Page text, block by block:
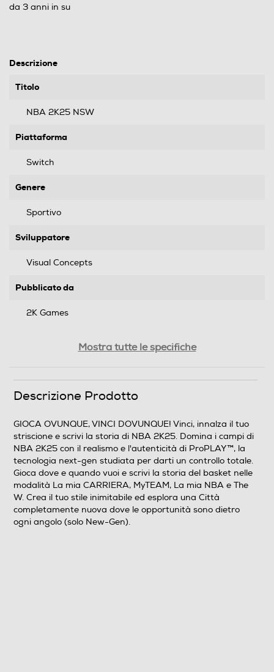
da 3 anni in su
Descrizione
Titolo
NBA 2K25 NSW
Piattaforma
Switch
Genere
Sportivo
Sviluppatore
Visual Concepts
Pubblicato da
2K Games
Lingue supportate
Inglese
Sottotitoli dell'articolo
Italiano
Mostra tutte le specifiche
Descrizione Prodotto
GIOCA OVUNQUE, VINCI DOVUNQUE! Vinci, innalza il tuo
striscione e scrivi la storia di NBA 2K25. Domina i campi di
NBA 2K25 con il realismo e l'autenticità di ProPLAY™, la
tecnologia next-gen studiata per darti un controllo totale.
Gioca dove e quando vuoi e scrivi la storia del basket nelle
modalità La mia CARRIERA, MyTEAM, La mia NBA e The
W. Crea il tuo stile inimitabile ed esplora una Città
completamente nuova dove le opportunità sono dietro
ogni angolo (solo New-Gen).